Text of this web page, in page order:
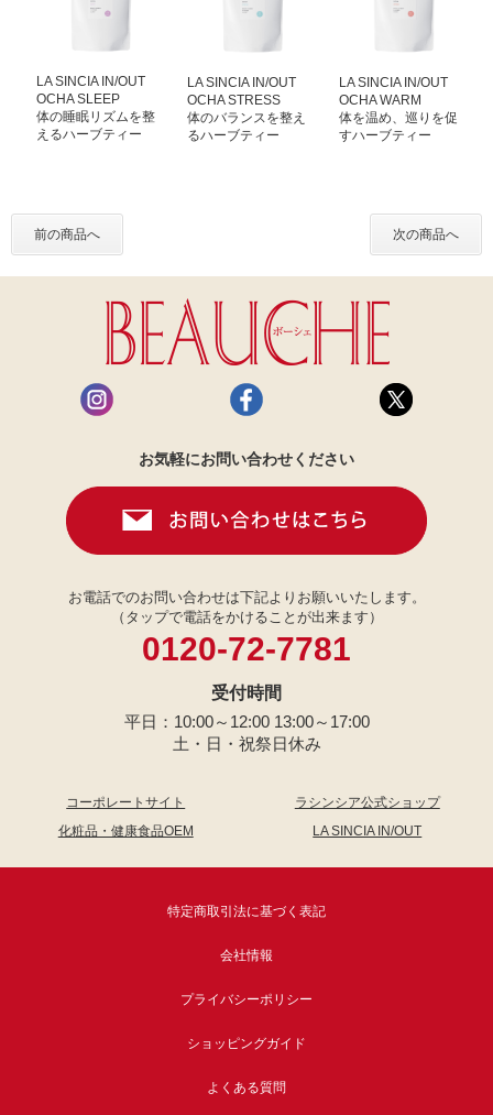
LA SINCIA IN/OUT
OCHA SLEEP
体の睡眠リズムを整
えるハーブティー
LA SINCIA IN/OUT
OCHA STRESS
体のバランスを整え
るハーブティー
LA SINCIA IN/OUT
OCHA WARM
体を温め、巡りを促
すハーブティー
前の商品へ 次の商品へ
お気軽にお問い合わせください
お電話でのお問い合わせは下記よりお願いいたします。
（タップで電話をかけることが出来ます）
0120-72-7781
受付時間
平日：10:00～12:00 13:00～17:00
土・日・祝祭日休み
コーポレートサイト
ラシンシア公式ショップ
化粧品・健康食品OEM
LA SINCIA IN/OUT
特定商取引法に基づく表記
会社情報
プライバシーポリシー
ショッピングガイド
よくある質問